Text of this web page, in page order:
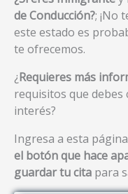
de Conducción?; ¡No
este estado es
te ofrecemos.
¿Requieres más
requisitos que debes
interés?
Ingresa a esta
el botón que hace
guardar tu cita para